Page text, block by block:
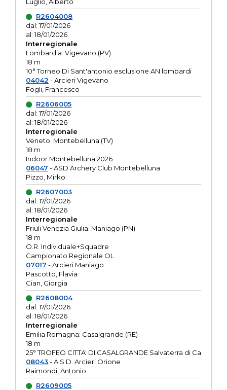
R2604008
dal: 17/01/2026
al: 18/01/2026
Interregionale
Lombardia: Vigevano (PV)
18 m
10° Torneo Di Sant'antonio esclusione AN lombardi
04042 - Arcieri Vigevano
Fogli, Francesco
R2606005
dal: 17/01/2026
al: 18/01/2026
Interregionale
Veneto: Montebelluna (TV)
18 m
Indoor Montebelluna 2026
06047 - ASD Archery Club Montebelluna
Pizzo, Mirko
R2607003
dal: 17/01/2026
al: 18/01/2026
Interregionale
Friuli Venezia Giulia: Maniago (PN)
18 m
O.R. Individuale+Squadre
Campionato Regionale OL
07017 - Arcieri Maniago
Pascotto, Flavia
Cian, Giorgia
R2608004
dal: 17/01/2026
al: 18/01/2026
Interregionale
Emilia Romagna: Casalgrande (RE)
18 m
25° TROFEO CITTA' DI CASALGRANDE Salvaterra di Ca
08043- A.S.D. Arcieri Orione
Raimondi, Antonio
R2609005